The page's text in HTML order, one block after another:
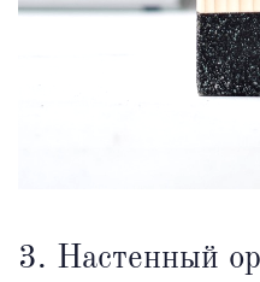
3. Настенный